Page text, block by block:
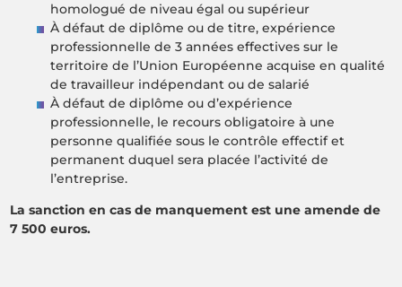
homologué de niveau égal ou supérieur
À défaut de diplôme ou de titre, expérience
professionnelle de 3 années effectives sur le
territoire de l’Union Européenne acquise en qualité
de travailleur indépendant ou de salarié
À défaut de diplôme ou d’expérience
professionnelle, le recours obligatoire à une
personne qualifiée sous le contrôle effectif et
permanent duquel sera placée l’activité de
l’entreprise.
La sanction en cas de manquement est une amende de
7 500 euros.